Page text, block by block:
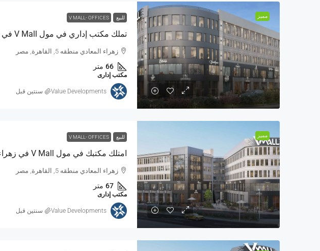
مميز للبيع V MALL- OFFICES
زهراء المعادي منطقه 5, القاهرة, مصر
66 متر
مكتب إدارى
Value Developments ‏سنتين قبل
مميز للبيع V MALL- OFFICES
زهراء المعادي منطقه 5, القاهرة, مصر
67 متر
مكتب إدارى
Value Developments ‏سنتين قبل